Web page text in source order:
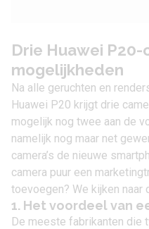
Drie Huawei P20-
mogelijkheden
Na alle geruchten en
Huawei P20 krijgt drie
mogelijk nog twee aan de
namelijk nog maar net
camera’s de nieuwe
camera puur een
toevoegen? We kijken naar
1. Het voordeel van
De meeste fabrikanten die